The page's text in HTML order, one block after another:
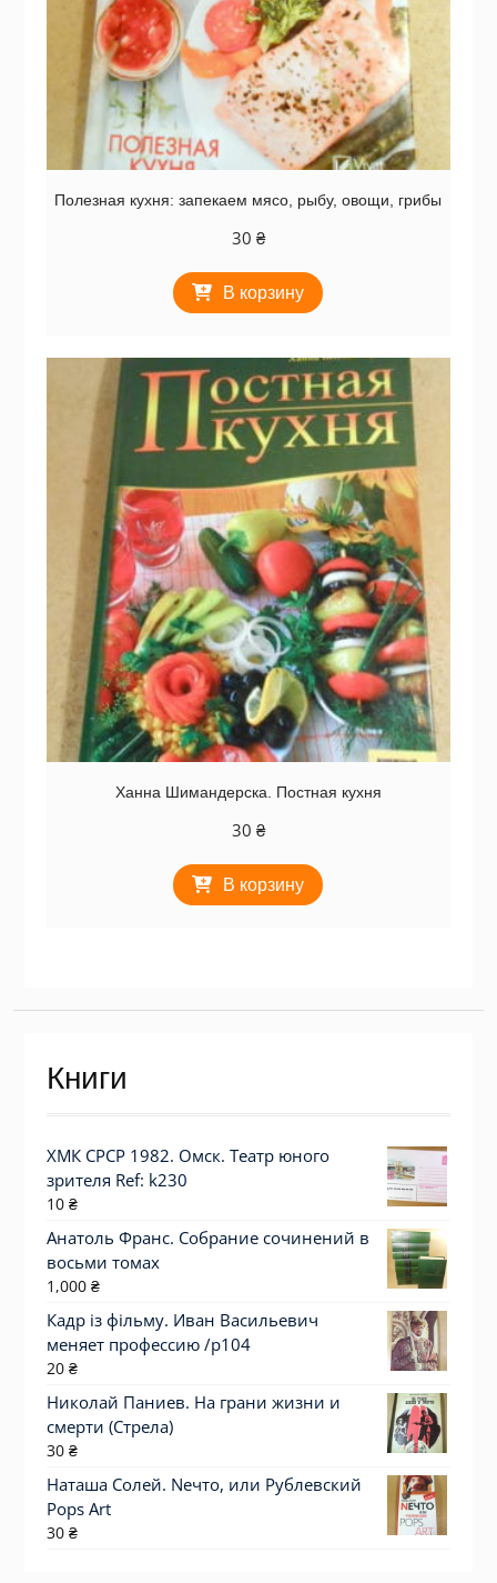
Полезная кухня: запекаем мясо, рыбу, овощи, грибы
30 ₴
В корзину
Ханна Шимандерска. Постная кухня
30 ₴
В корзину
Книги
ХМК СРСР 1982. Омск. Театр юного
зрителя Ref: k230
10 ₴
Анатоль Франс. Собрание сочинений в
восьми томах
1,000 ₴
Кадр із фільму. Иван Васильевич
меняет профессию /p104
20 ₴
Николай Паниев. На грани жизни и
смерти (Стрела)
30 ₴
Наташа Солей. Nечто, или Рублевский
Pops Art
30 ₴